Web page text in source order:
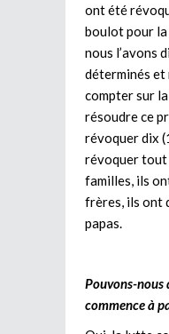
ont été
boulot pour la
nous l’avons
déterminés et
compter sur
résoudre ce
révoquer dix
révoquer tout
familles, ils
frères, ils ont
papas.
Pouvons-nous
commence à